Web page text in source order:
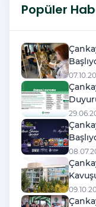
Popüler